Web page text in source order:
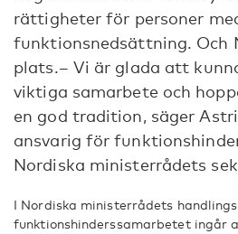
rättigheter för personer
funktionsnedsättning. Och
plats.­– Vi är glada att
viktiga samarbete och
en god tradition, säger
ansvarig för
Nordiska ministerrådets
I Nordiska ministerrådets
funktionshinderssamarbetet ingår